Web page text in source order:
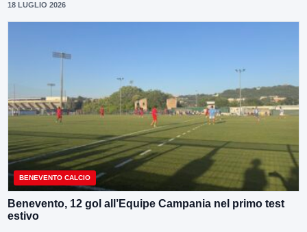
18 LUGLIO 2026
BENEVENTO CALCIO
Benevento, 12 gol all’Equipe Campania nel primo test
estivo